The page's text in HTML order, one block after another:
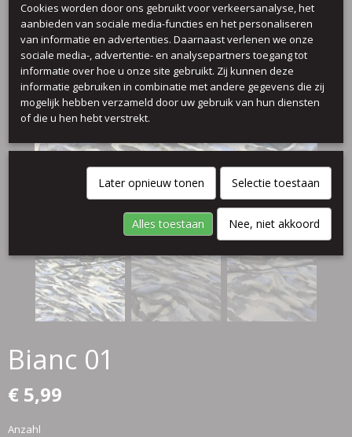
Bianc 01
€ 5,99
Anzahl
Cookies worden door ons gebruikt voor verkeersanalyse, het
aanbieden van sociale media-functies en het personaliseren
van informatie en advertenties. Daarnaast verlenen we onze
sociale media-, advertentie- en analysepartners toegang tot
informatie over hoe u onze site gebruikt. Zij kunnen deze
informatie gebruiken in combinatie met andere gegevens die zij
mogelijk hebben verzameld door uw gebruik van hun diensten
of die u hen hebt verstrekt.
Later opnieuw tonen Selectie toestaan
Alles toestaan Nee, niet akkoord